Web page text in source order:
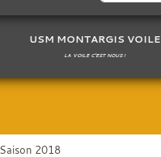
USM MONTARGIS VOILE
LA VOILE C'EST NOUS !
Saison 2018